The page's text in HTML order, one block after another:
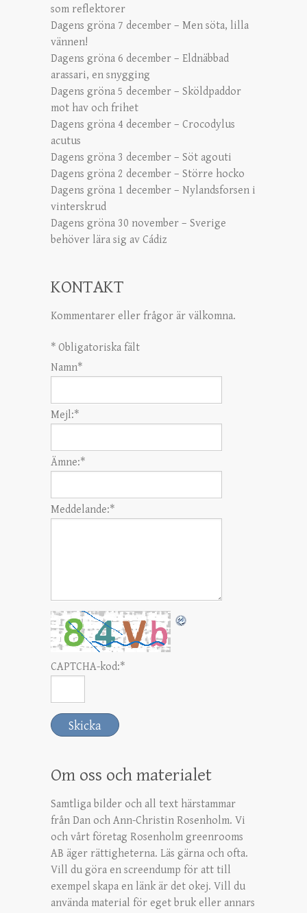
som reflektorer
Dagens gröna 7 december – Men söta, lilla
vännen!
Dagens gröna 6 december – Eldnäbbad
arassari, en snygging
Dagens gröna 5 december – Sköldpaddor
mot hav och frihet
Dagens gröna 4 december – Crocodylus
acutus
Dagens gröna 3 december – Söt agouti
Dagens gröna 2 december – Större hocko
Dagens gröna 1 december – Nylandsforsen i
vinterskrud
Dagens gröna 30 november – Sverige
behöver lära sig av Cádiz
KONTAKT
Kommentarer eller frågor är välkomna.
* Obligatoriska fält
Namn*
Mejl:*
Ämne:*
Meddelande:*
CAPTCHA-kod:*
Om oss och materialet
Samtliga bilder och all text härstammar
från Dan och Ann-Christin Rosenholm. Vi
och vårt företag Rosenholm greenrooms
AB äger rättigheterna. Läs gärna och ofta.
Vill du göra en screendump för att till
exempel skapa en länk är det okej. Vill du
använda material för eget bruk eller annars